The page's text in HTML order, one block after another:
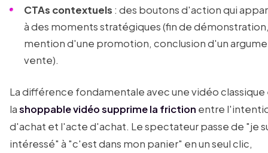
CTAs contextuels : des boutons d'action qui
à des moments stratégiques (fin de
mention d'une promotion, conclusion d'un
vente).
La différence fondamentale avec une vidéo classique
lashoppable vidéo supprime la friction entre
d'achat et l'acte d'achat. Le spectateur passe de "je
intéressé" à "c'est dans mon panier" en un seul clic,